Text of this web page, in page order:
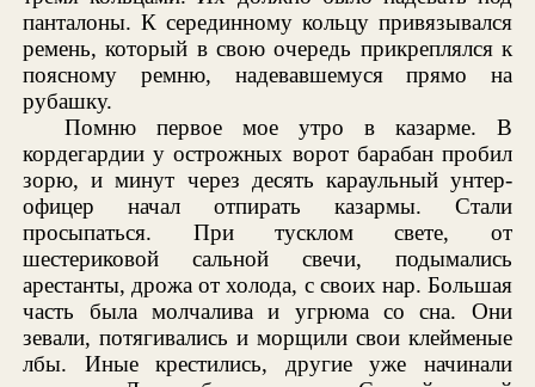
панталоны. К серединному кольцу привязывался
ремень, который в свою очередь прикреплялся к
поясному ремню, надевавшемуся прямо на
рубашку.
Помню первое мое утро в казарме. В
кордегардии у острожных ворот барабан пробил
зорю, и минут через десять караульный унтер-
офицер начал отпирать казармы. Стали
просыпаться. При тусклом свете, от
шестериковой сальной свечи, подымались
арестанты, дрожа от холода, с своих нар. Большая
часть была молчалива и угрюма со сна. Они
зевали, потягивались и морщили свои клейменые
лбы. Иные крестились, другие уже начинали